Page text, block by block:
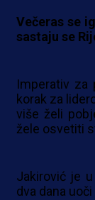
Večeras se
sastaju se
Imperativ za
korak za
više želi
žele osvetiti
Jakirović je
dva dana